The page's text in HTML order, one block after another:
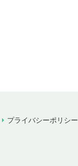
プライバシーポリシー